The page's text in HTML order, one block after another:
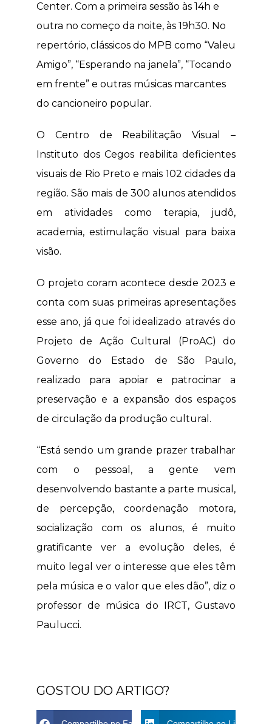
Center. Com a primeira sessão às 14h e
outra no começo da noite, às 19h30. No
repertório, clássicos do MPB como “Valeu
Amigo”, “Esperando na janela”, “Tocando
em frente” e outras músicas marcantes
do cancioneiro popular.
O Centro de Reabilitação Visual –
Instituto dos Cegos reabilita deficientes
visuais de Rio Preto e mais 102 cidades da
região. São mais de 300 alunos atendidos
em atividades como terapia, judô,
academia, estimulação visual para baixa
visão.
O projeto coram acontece desde 2023 e
conta com suas primeiras apresentações
esse ano, já que foi idealizado através do
Projeto de Ação Cultural (ProAC) do
Governo do Estado de São Paulo,
realizado para apoiar e patrocinar a
preservação e a expansão dos espaços
de circulação da produção cultural.
“Está sendo um grande prazer trabalhar
com o pessoal, a gente vem
desenvolvendo bastante a parte musical,
de percepção, coordenação motora,
socialização com os alunos, é muito
gratificante ver a evolução deles, é
muito legal ver o interesse que eles têm
pela música e o valor que eles dão”, diz o
professor de música do IRCT, Gustavo
Paulucci.
GOSTOU DO ARTIGO?